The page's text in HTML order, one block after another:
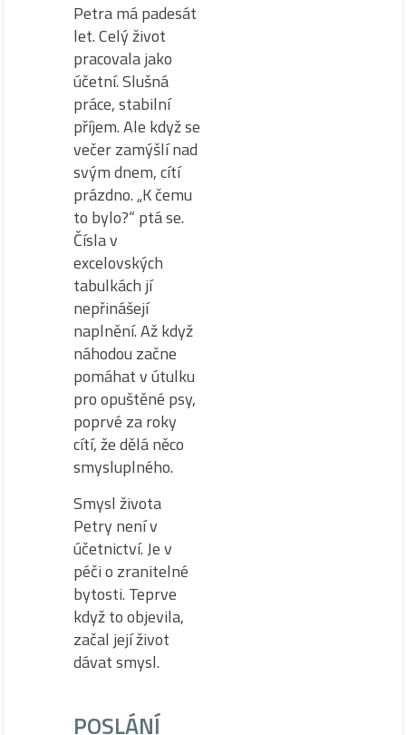
Petra má padesát
let. Celý život
pracovala jako
účetní. Slušná
práce, stabilní
příjem. Ale když se
večer zamýšlí nad
svým dnem, cítí
prázdno. „K čemu
to bylo?“ ptá se.
Čísla v
excelovských
tabulkách jí
nepřinášejí
naplnění. Až když
náhodou začne
pomáhat v útulku
pro opuštěné psy,
poprvé za roky
cítí, že dělá něco
smysluplného.
Smysl života
Petry není v
účetnictví. Je v
péči o zranitelné
bytosti. Teprve
když to objevila,
začal její život
dávat smysl.
POSLÁNÍ